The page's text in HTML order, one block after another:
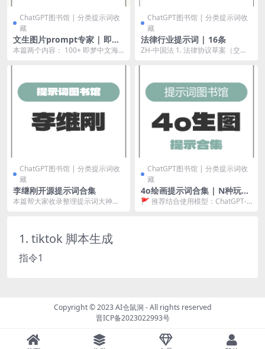
ChatGPT图书馆 | 分类提示词收
藏
文生图片prompt专家 | 即梦
2.1
本篇两个内容： 100+ 即梦中文海
ChatGPT图书馆 | 分类提示词收
藏
法律行业提示词 | 16条
ZH-中国法 1. 法律协议草案（交
ChatGPT图书馆 | 分类提示词收
藏
李继刚开源提示词合集
本篇帮大家收录整理提示词大神李
ChatGPT图书馆 | 分类提示词收
藏
4o绘画提示词合集 | N种玩法
持续更新
🚩 推荐结合使用模型：ChatGPT-4
1. tiktok 脚本生成
指令1
Copyright © 2023AI仓鼠洞 - All rights reserved
晋ICP备2023022993号